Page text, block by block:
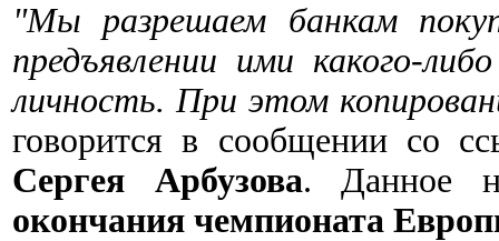
"Мы разрешаем банкам
предъявлении ими какого-
личность. При этом
говорится в сообщении со
Сергея Арбузова. Данное
окончания чемпионата